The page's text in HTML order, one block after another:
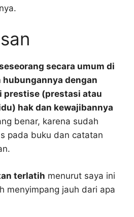
secara umum di
hubungannya dengan
prestise (prestasi atau
hak dan kewajibannya
benar, karena sudah
pada buku dan catatan
terlatih menurut saya ini
menyimpang jauh dari apa